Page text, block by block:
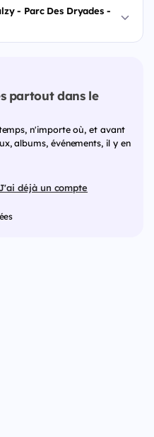
- Parc Des Dryades -
partout dans le
n'importe où, et avant
albums, événements, il y en
déjà un compte